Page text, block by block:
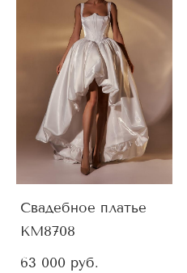
Свадебное платье
KM8708
63 000 pуб.